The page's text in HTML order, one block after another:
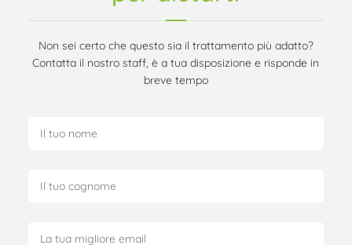
Non sei certo che questo sia il trattamento più adatto?
Contatta il nostro staff, è a tua disposizione e risponde in
breve tempo